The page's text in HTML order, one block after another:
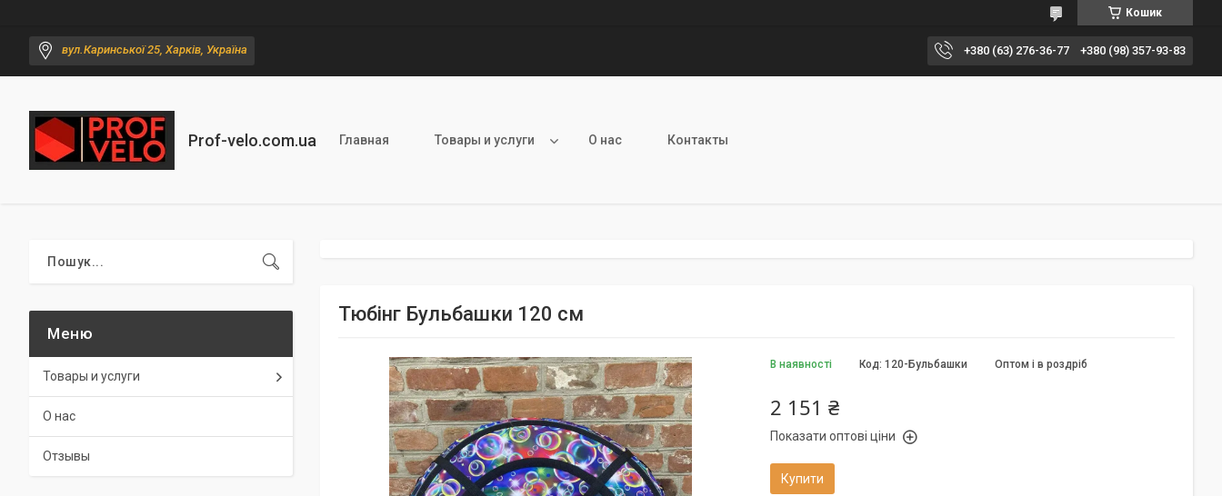
Кошик
вул.Каринської 25, Харків, Україна +380 (63) 276-36-77 +380 (98) 357-93-83
Prof-velo.com.ua Главная Товары и услуги О нас Контакты
Тюбінг Бульбашки 120 см
В наявності Оптом і в роздріб
Код: 120-Бульбашки
2 151 ₴
Показати оптові ціни
Купити
Товары и услуги
О нас
Отзывы